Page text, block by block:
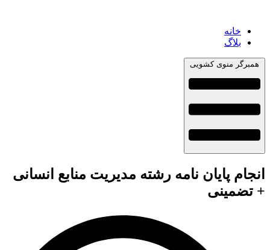
خانه
بلاگ
همبرگر منوی کشویی
انجام پایان نامه رشته مدیریت منابع انسانی
+ تضمینی